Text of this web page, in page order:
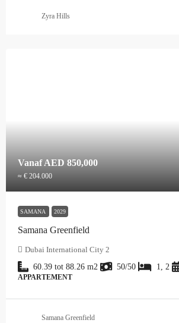
Zyra Hills
VanafAED 850,000
≈ € 204.000
SAMANA 2029
Samana Greenfield
Dubai International City 2
60.39 tot 88.26 m2 50/50 1, 2
APPARTEMENT
Samana Greenfield